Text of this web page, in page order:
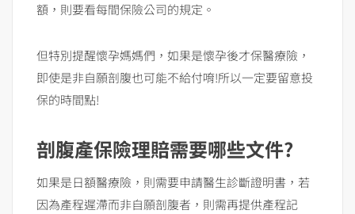
額，則要看每間保險公司的規定。
但特別提醒懷孕媽媽們，如果是懷孕後才保醫療險，
即使是非自願剖腹也可能不給付唷!所以一定要留意投
保的時間點!
剖腹產保險理賠需要哪些文件?
如果是日額醫療險，則需要申請醫生診斷證明書，若
因為產程遲滯而非自願剖腹者，則需再提供產程記